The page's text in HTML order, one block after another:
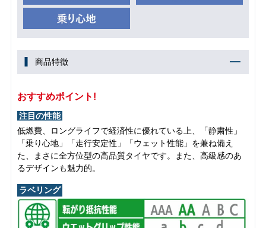
商品特徴
おすすめポイント!
注目の性能
低燃費、ロングライフで経済性に優れている上、「静粛性」
「乗り心地」「走行安定性」「ウェット性能」を兼ね備え
た、まさに全方位型の高品質タイヤです。また、高級感のあ
るデザインも魅力的。
ラベリング